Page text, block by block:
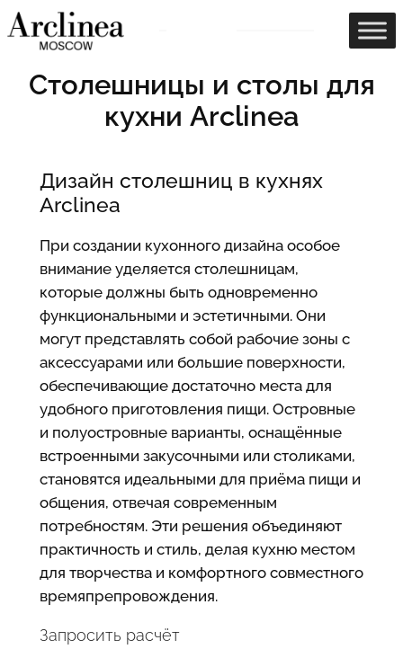
Перейти
к
Столешницы и столы для
кухни Arclinea
Дизайн столешниц в кухнях
Arclinea
При создании кухонного дизайна особое
внимание уделяется столешницам,
которые должны быть одновременно
функциональными и эстетичными. Они
могут представлять собой рабочие зоны с
аксессуарами или большие поверхности,
обеспечивающие достаточно места для
удобного приготовления пищи. Островные
и полуостровные варианты, оснащённые
встроенными закусочными или столиками,
становятся идеальными для приёма пищи и
общения, отвечая современным
потребностям. Эти решения объединяют
практичность и стиль, делая кухню местом
для творчества и комфортного совместного
времяпрепровождения.
Запросить расчёт